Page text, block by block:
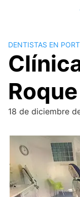
DENTISTAS EN
Roque
18 de diciembre